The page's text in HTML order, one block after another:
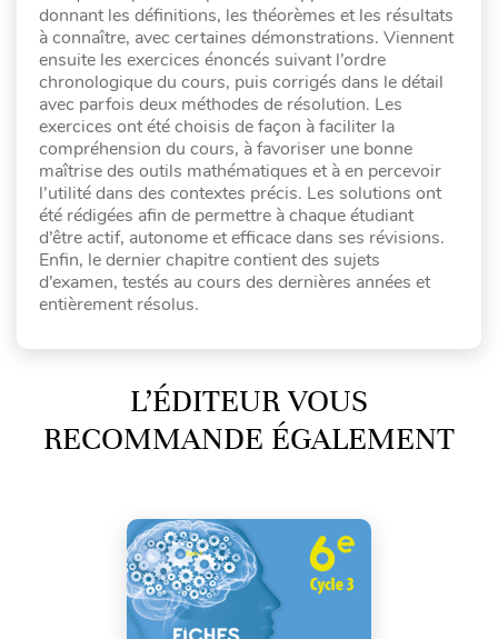
donnant les définitions, les théorèmes et les résultats
à connaître, avec certaines démonstrations. Viennent
ensuite les exercices énoncés suivant l’ordre
chronologique du cours, puis corrigés dans le détail
avec parfois deux méthodes de résolution. Les
exercices ont été choisis de façon à faciliter la
compréhension du cours, à favoriser une bonne
maîtrise des outils mathématiques et à en percevoir
l’utilité dans des contextes précis. Les solutions ont
été rédigées afin de permettre à chaque étudiant
d’être actif, autonome et efficace dans ses révisions.
Enfin, le dernier chapitre contient des sujets
d’examen, testés au cours des dernières années et
entièrement résolus.
L’ÉDITEUR VOUS
RECOMMANDE ÉGALEMENT